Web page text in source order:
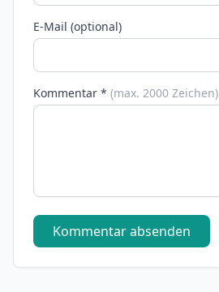
E-Mail (optional)
Kommentar * (max. 2000 Zeichen)
Kommentar absenden